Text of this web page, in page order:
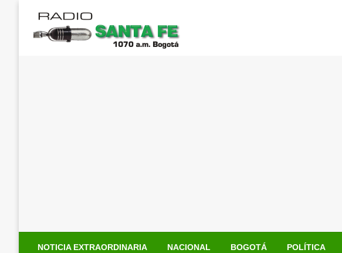
contenido
NOTICIA EXTRAORDINARIA NACIONAL BOGOTÁ POLÍTICA